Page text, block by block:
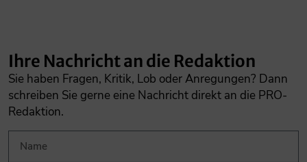
Ihre Nachricht an die Redaktion
Sie haben Fragen, Kritik, Lob oder Anregungen? Dann
schreiben Sie gerne eine Nachricht direkt an die PRO-
Redaktion.